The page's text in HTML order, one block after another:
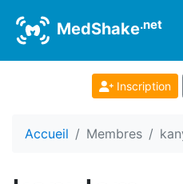
MedShake.net
Inscription
Accueil Membres